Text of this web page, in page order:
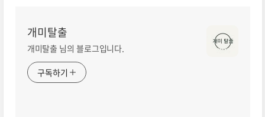
개미탈출
개미탈출 님의 블로그입니다.
구독하기